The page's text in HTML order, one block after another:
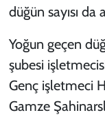
düğün sayısı da
Yoğun geçen
şubesi
Genç işletmeci
Gamze